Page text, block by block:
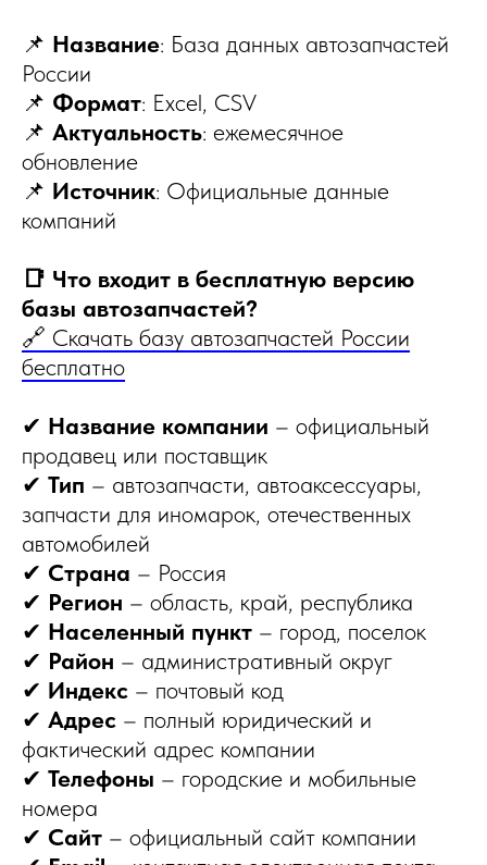
📌 Название: База данных автозапчастей
России
📌 Формат: Excel, CSV
📌 Актуальность: ежемесячное
обновление
📌 Источник: Официальные данные
компаний
📑 Что входит в бесплатную версию
базы автозапчастей?
🔗 Скачать базу автозапчастей России
бесплатно
✔ Название компании – официальный
продавец или поставщик
✔ Тип – автозапчасти, автоаксессуары,
запчасти для иномарок, отечественных
автомобилей
✔ Страна – Россия
✔ Регион – область, край, республика
✔ Населенный пункт – город, поселок
✔ Район – административный округ
✔ Индекс – почтовый код
✔ Адрес – полный юридический и
фактический адрес компании
✔ Телефоны – городские и мобильные
номера
✔ Сайт – официальный сайт компании